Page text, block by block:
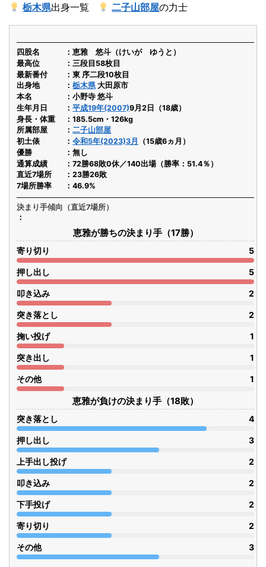
栃木県出身一覧 二子山部屋の力士
四股名
恵雅 悠斗（けいが ゆうと）
最高位
三段目58枚目
最新番付
東 序二段10枚目
出身地
栃木県大田原市
本名
小野寺 悠斗
生年月日
平成19年(2007)9月2日（18歳）
身長・体重
185.5cm・126kg
所属部屋
二子山部屋
初土俵
令和5年(2023)3月
（15歳6ヵ月）
優勝
無し
通算成績
72勝68敗0休／140出場（勝率：51.4％）
直近7場所
23勝26敗
7場所勝率
46.9%
決まり手傾向（直近7場所）
恵雅が勝ちの決まり手（17勝）
寄り切り 5
押し出し 5
叩き込み 2
突き落とし 2
掬い投げ 1
突き出し 1
その他 1
恵雅が負けの決まり手（18敗）
突き落とし 4
押し出し 3
上手出し投げ 2
叩き込み 2
下手投げ 2
寄り切り 2
その他 3